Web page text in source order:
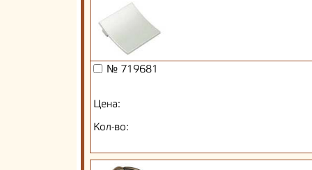
№ 719681
Цена:
Кол-во: